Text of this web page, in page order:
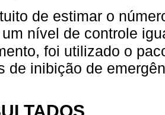
de estimar o
nível de controle
foi utilizado o
de inibição de